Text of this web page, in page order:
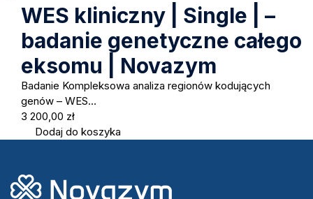
WES kliniczny | Single | –
badanie genetyczne całego
eksomu | Novazym
Badanie Kompleksowa analiza regionów kodujących
genów – WES…
3 200,00 zł
Dodaj do koszyka